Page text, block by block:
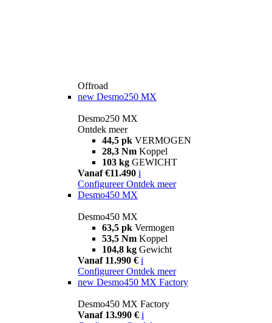
Offroad
new Desmo250 MX
Desmo250 MX
Ontdek meer
44,5 pk VERMOGEN
28,3 Nm Koppel
103 kg GEWICHT
Vanaf €11.490 i
Configureer Ontdek meer
Desmo450 MX
Desmo450 MX
63,5 pk Vermogen
53,5 Nm Koppel
104,8 kg Gewicht
Vanaf 11.990 € i
Configureer Ontdek meer
new Desmo450 MX Factory
Desmo450 MX Factory
Vanaf 13.990 € i